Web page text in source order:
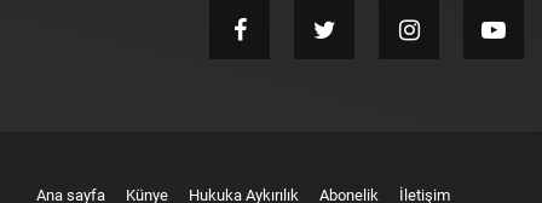
Ana sayfa Künye Hukuka Aykırılık Abonelik İletişim